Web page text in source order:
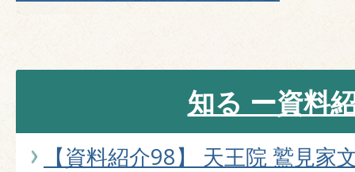
知る ー資料
【資料紹介98】 天王院 鷲見家